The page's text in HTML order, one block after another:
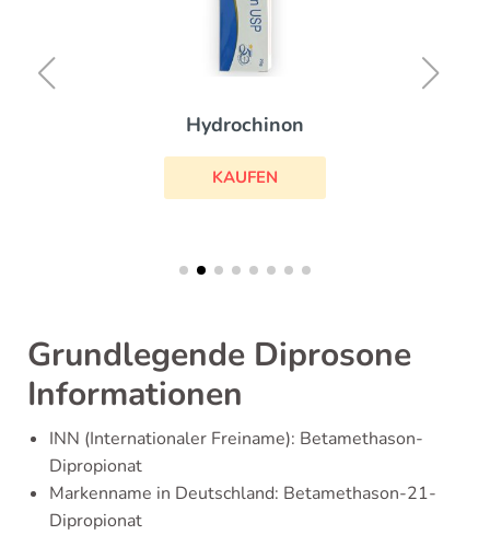
Hydrochinon
KAUFEN
Grundlegende Diprosone
Informationen
INN (Internationaler Freiname): Betamethason-
Dipropionat
Markenname in Deutschland: Betamethason-21-
Dipropionat